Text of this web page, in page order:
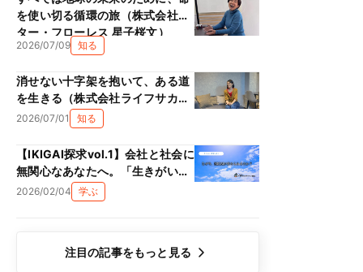
を使い切る循環の旅（株式会社ス
ター・フローレス 星子桜文）
2026/07/09 知る
消せない十字架を抱いて、ある道
を生きる（株式会社ライフサカス
西部沙緒里）
2026/07/01 知る
【IKIGAI探求vol.1】会社と社会に
無関心なあなたへ。「生きがい
（IKIGAI）」は、単なる精神論で
はない理由
2026/02/04 学ぶ
注目の記事をもっと見る